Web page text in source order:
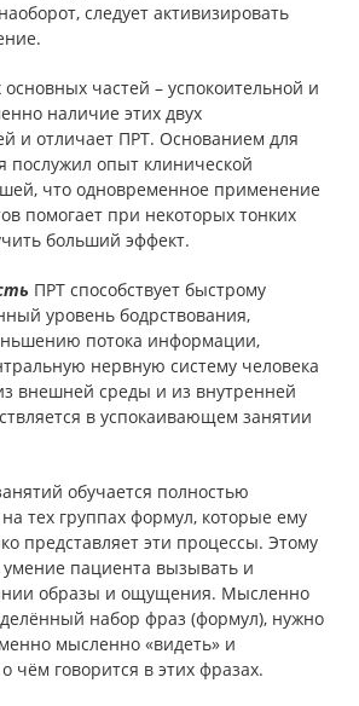
следует активизировать
основных частей – успокоительной и
наличие этих двух
и отличает ПРТ. Основанием для
послужил опыт клинической
что одновременное применение
помогает при некоторых тонких
больший эффект.
ПРТ способствует быстрому
уровень бодрствования,
потока информации,
нервную систему человека
внешней среды и из внутренней
в успокаивающем занятии
обучается полностью
тех группах формул, которые ему
представляет эти процессы. Этому
умение пациента вызывать и
образы и ощущения. Мысленно
набор фраз (формул), нужно
мысленно «видеть» и
чём говорится в этих фразах.